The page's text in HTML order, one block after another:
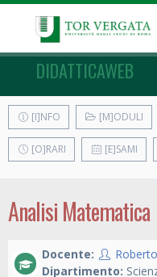
DIDATTICAWEB
[I]NFO [M]ODULI
[O]RARI [E]SAMI
Analisi Matematica
Docente:
Dipartimento: